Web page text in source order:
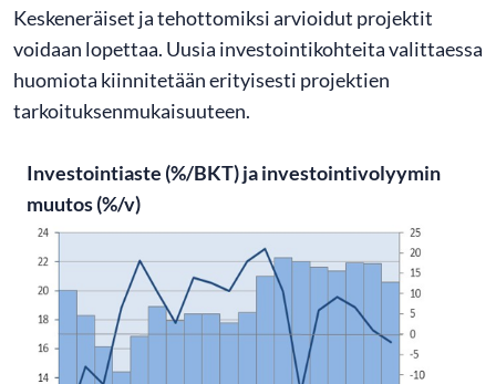
Keskeneräiset ja tehottomiksi arvioidut projektit
voidaan lopettaa. Uusia investointikohteita valittaessa
huomiota kiinnitetään erityisesti projektien
tarkoituksenmukaisuuteen.
Investointiaste (%/BKT) ja investointivolyymin
muutos (%/v)